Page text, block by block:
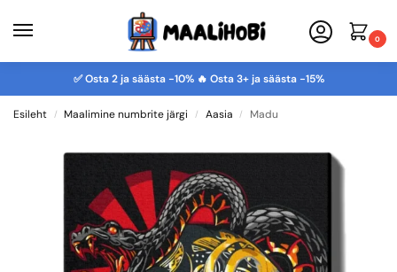
0
✅ Osta 2 ja säästa -10% 🔥 Osta 3+ ja säästa -15%
Esileht / Maalimine numbrite järgi / Aasia / Madu